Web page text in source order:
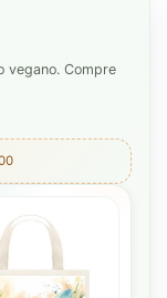
vegano. Compre